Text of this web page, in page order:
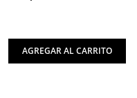
AGREGAR AL CARRITO